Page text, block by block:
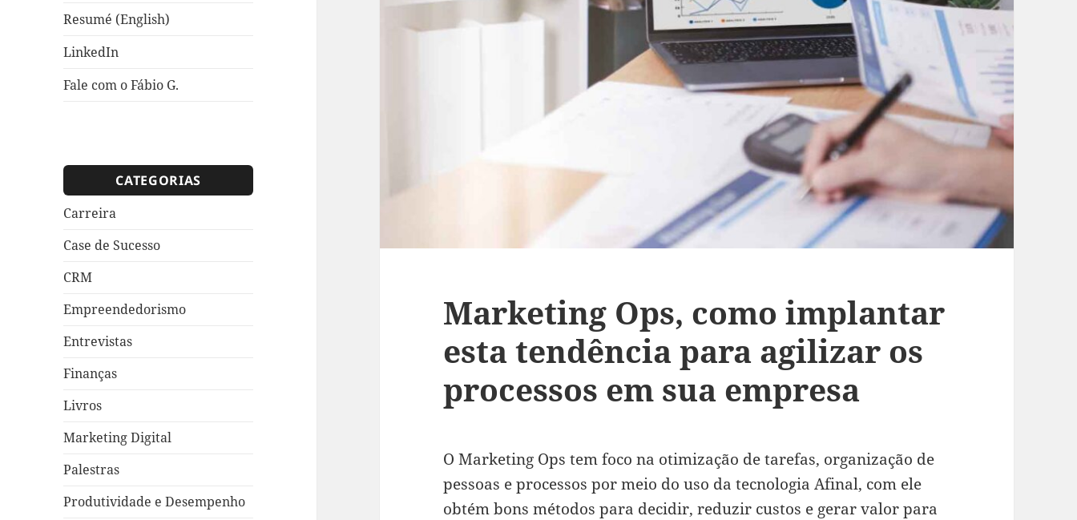
Resumé (English)
LinkedIn
Fale com o Fábio G.
CATEGORIAS
Carreira
Case de Sucesso
CRM
Empreendedorismo
Entrevistas
Finanças
Livros
Marketing Digital
Palestras
Produtividade e Desempenho
Marketing Ops, como implantar
esta tendência para agilizar os
processos em sua empresa
O Marketing Ops tem foco na otimização de tarefas, organização de
pessoas e processos por meio do uso da tecnologia Afinal, com ele
obtém bons métodos para decidir, reduzir custos e gerar valor para